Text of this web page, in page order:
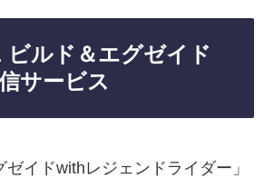
ルド＆エグゼイド
サービス
イドwithレジェンドライダー」